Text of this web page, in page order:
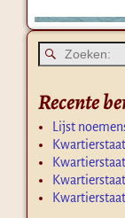
Recente
Lijst